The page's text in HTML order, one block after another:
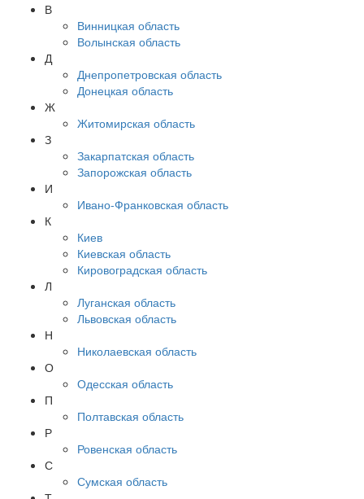
В
Винницкая область
Волынская область
Д
Днепропетровская область
Донецкая область
Ж
Житомирская область
З
Закарпатская область
Запорожская область
И
Ивано-Франковская область
К
Киев
Киевская область
Кировоградская область
Л
Луганская область
Львовская область
Н
Николаевская область
О
Одесская область
П
Полтавская область
Р
Ровенская область
С
Сумская область